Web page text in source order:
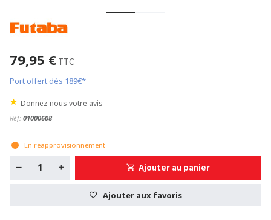
79,95 € TTC
Port offert dès 189€*
Donnez-nous votre avis
Réf: 01000608
En réapprovisionnement
Ajouter au panier
Ajouter aux favoris